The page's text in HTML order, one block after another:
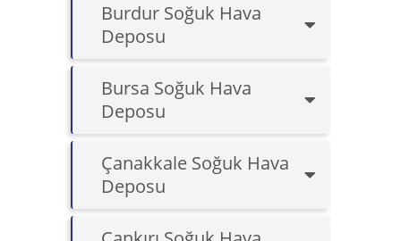
Burdur Soğuk Hava
Deposu
Bursa Soğuk Hava
Deposu
Çanakkale Soğuk Hava
Deposu